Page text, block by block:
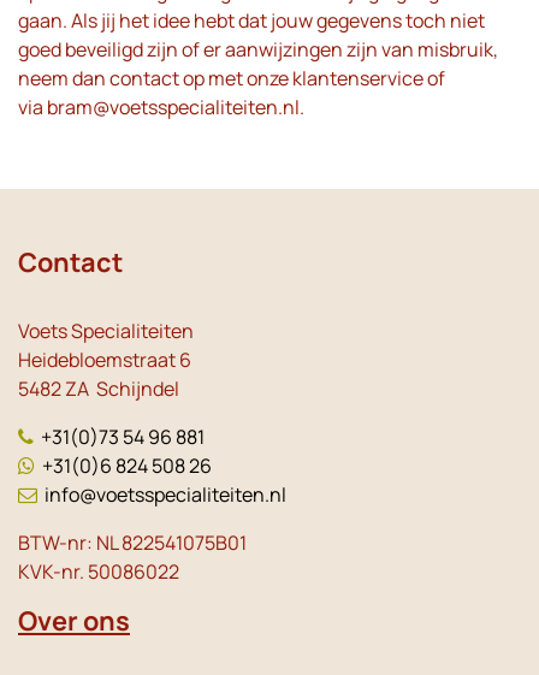
gaan. Als jij het idee hebt dat jouw gegevens toch niet
goed beveiligd zijn of er aanwijzingen zijn van misbruik,
neem dan contact op met onze klantenservice of
via bram@voetsspecialiteiten.nl.
Contact
Voets Specialiteiten
Heidebloemstraat 6
5482 ZA Schijndel
+31(0)73 54 96 881
+31(0)6 824 508 26
info@voetsspecialiteiten.nl
BTW-nr: NL 822541075B01
KVK-nr. 50086022
Over ons